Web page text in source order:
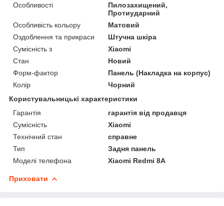
Особливості
Пилозахищений,
Протиударний
Особливість кольору
Матовий
Оздоблення та прикраси
Штучна шкіра
Сумісність з
Xiaomi
Стан
Новий
Форм-фактор
Панель (Накладка на корпус)
Колір
Чорний
Користувальницькі характеристики
Гарантія
гарантія від продавця
Сумісність
Xiaomi
Технічний стан
справне
Тип
Задня панель
Моделі телефона
Xiaomi Redmi 8А
Приховати